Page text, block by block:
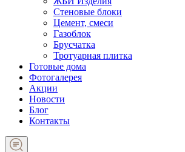
Стеновые блоки
Цемент, смеси
Газоблок
Брусчатка
Тротуарная плитка
Готовые дома
Фотогалерея
Акции
Новости
Блог
Контакты